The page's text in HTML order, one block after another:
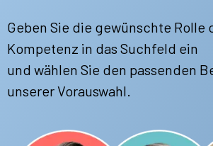
Geben Sie die gewünschte Rolle
Kompetenz in das Suchfeld ein
und wählen Sie den passenden
unserer Vorauswahl.